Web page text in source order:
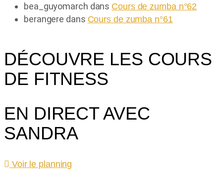
bea_guyomarch dans Cours de zumba n°62
berangere dans Cours de zumba n°61
DÉCOUVRE LES COURS
DE FITNESS
EN DIRECT AVEC
SANDRA
Voir le planning